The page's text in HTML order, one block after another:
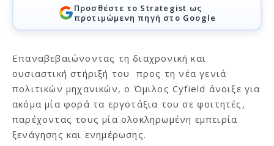
Προσθέστε το Strategist ως
προτιμώμενη πηγή στο Google
Επαναβεβαιώνοντας τη διαχρονική και
ουσιαστική στήριξή του προς τη νέα γενιά
πολιτικών μηχανικών, ο Όμιλος Cyfield άνοιξε για
ακόμα μία φορά τα εργοτάξια του σε φοιτητές,
παρέχοντας τους μία ολοκληρωμένη εμπειρία
ξενάγησης και ενημέρωσης.